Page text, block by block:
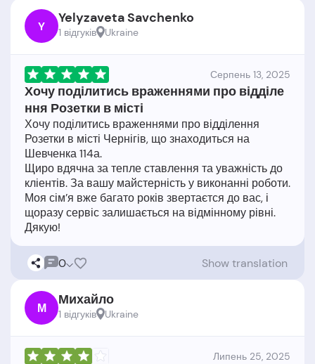
Y Yelyzaveta Savchenko
1 відгукiв Ukraine
Серпень 13, 2025
Хочу поділитись враженнями про відділе
ння Розетки в місті
Хочу поділитись враженнями про відділення
Розетки в місті Чернігів, що знаходиться на
Шевченка 114а.
Щиро вдячна за тепле ставлення та уважність до
кліентів. За вашу майстерність у виконанні роботи.
Моя сім’я вже багато років звертаєтся до вас, і
щоразу сервіс залишається на відмінному рівні.
0 Show translation
М Михайло
1 відгукiв Ukraine
Липень 25, 2025